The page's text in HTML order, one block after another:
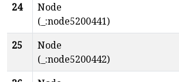
24
Node
(_:node5200441)
25
Node
(_:node5200442)